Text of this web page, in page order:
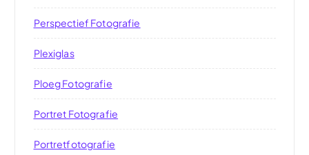
Perspectief Fotografie
Plexiglas
Ploeg Fotografie
Portret Fotografie
Portretfotografie